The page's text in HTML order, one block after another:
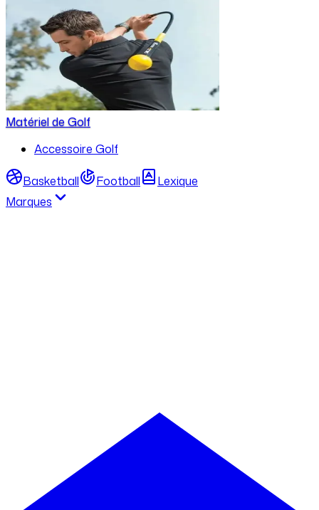
Matériel de Golf
Accessoire Golf
Basketball Football
Lexique
Marques